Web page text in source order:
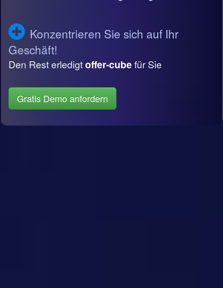
Konzentrieren Sie sich auf Ihr
Geschäft!
Den Rest erledigtoffer-cube für Sie
Gratis Demo anfordern